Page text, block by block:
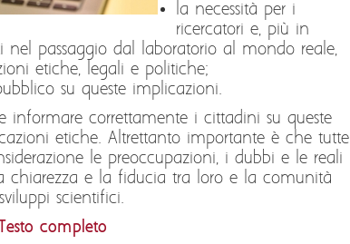
la necessità per i
ricercatori e, più in
passaggio dal laboratorio al mondo reale,
etiche, legali e politiche;
su queste implicazioni.
informare correttamente i cittadini su queste
etiche. Altrettanto importante è che tutte
le preoccupazioni, i dubbi e le reali
chiarezza e la fiducia tra loro e la comunità
scientifici.
Testo completo